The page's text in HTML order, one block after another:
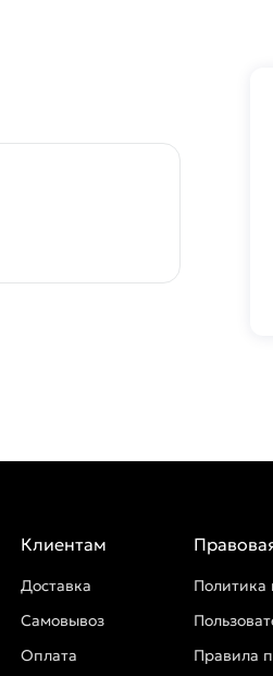
Клиентам
Доставка
Самовывоз
Оплата
Политика
Правила